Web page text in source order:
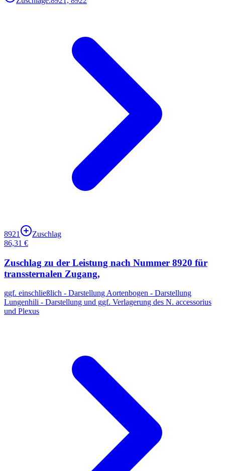
8921
Zuschlag
86,31 €
Zuschlag zu der Leistung nach Nummer 8920 für
transsternalen Zugang,
ggf. einschließlich - Darstellung Aortenbogen - Darstellung
Lungenhili - Darstellung und ggf. Verlagerung des N. accessorius
und Plexus